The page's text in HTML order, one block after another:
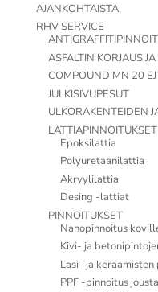
AJANKOHTAISTA
RHV SERVICE
ASFALTIN KORJAUS
COMPOUND MN 20
JULKISIVUPESUT
ULKORAKENTEIDEN
LATTIAPINNOITUKSET
Epoksilattia
Polyuretaanilattia
Akryylilattia
Desing -lattiat
PINNOITUKSET
Nanopinnoitus
Kivi- ja
Lasi- ja
PPF -pinnoitus